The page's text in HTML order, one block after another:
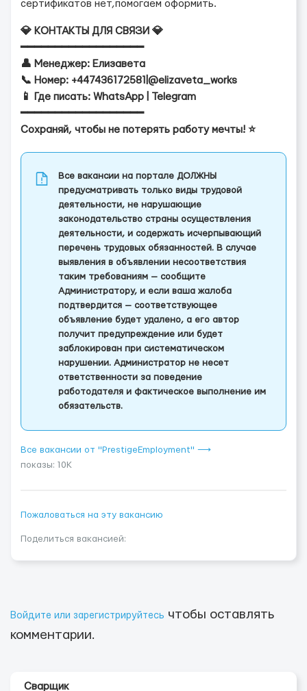
сертификатов нет,помогаем оформить.
💎 КОНТАКТЫ ДЛЯ СВЯЗИ 💎
━━━━━━━━━━━━━━━━━━
👤 Менеджер: Елизавета
📞 Номер: +447436172581|@elizaveta_works
📱 Где писать: WhatsApp | Telegram
━━━━━━━━━━━━━━━━━━
Сохраняй, чтобы не потерять работу мечты! ⭐️
Все вакансии на портале ДОЛЖНЫ
предусматривать только виды трудовой
деятельности, не нарушающие
законодательство страны осуществления
деятельности, и содержать исчерпывающий
перечень трудовых обязанностей. В случае
выявления в объявлении несоответствия
таким требованиям — сообщите
Администратору, и если ваша жалоба
подтвердится — соответствующее
объявление будет удалено, а его автор
получит предупреждение или будет
заблокирован при систематическом
нарушении. Администратор не несет
ответственности за поведение
работодателя и фактическое выполнение им
обязательств.
Все вакансии от "PrestigeEmployment" ⟶
показы: 10K
Пожаловаться на эту вакансию
Поделиться вакансией:
Войдите или зарегистрируйтесь чтобы оставлять
комментарии.
Сварщик